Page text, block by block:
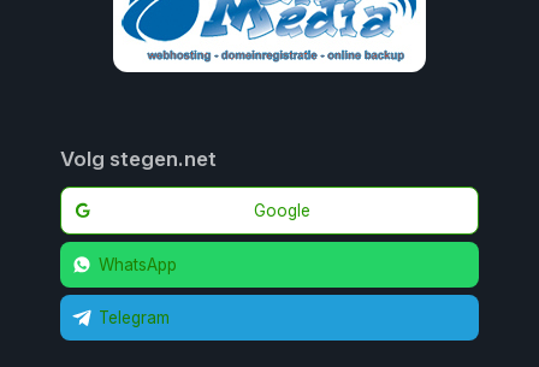
Volg stegen.net
Google
WhatsApp
Telegram